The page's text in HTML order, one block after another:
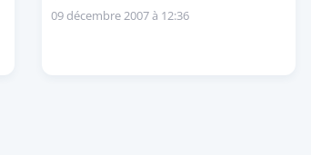
09 décembre 2007 à 12:36